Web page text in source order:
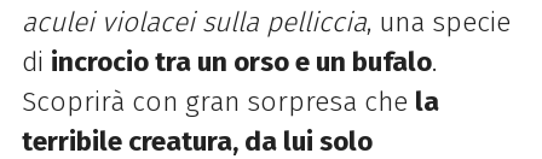
aculei violacei sulla pelliccia, una specie
di incrocio tra un orso e un bufalo.
Scoprirà con gran sorpresa che la
terribile creatura, da lui solo